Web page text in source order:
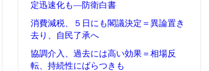
定迅速化も―防衛白書
消費減税、５日にも閣議決定＝異論置き
去り、自民了承へ
協調介入、過去には高い効果＝相場反
転、持続性にばらつきも